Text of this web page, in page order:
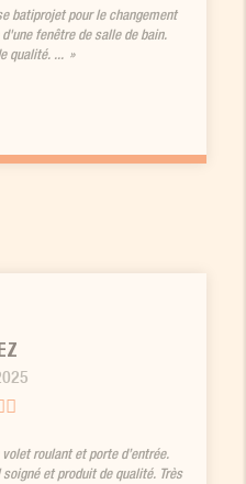
batiprojet pour le changement
fenêtre de salle de bain.
qualité. ...
roulant et porte d’entrée.
et produit de qualité. Très